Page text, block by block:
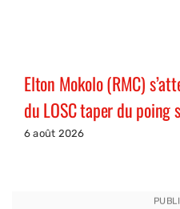
Elton Mokolo (RMC)
du LOSC taper du
6 août 2026